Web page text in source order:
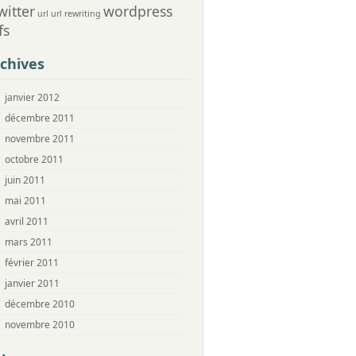
url url rewriting wordpress
janvier 2012
décembre 2011
novembre 2011
octobre 2011
juin 2011
mai 2011
avril 2011
mars 2011
février 2011
janvier 2011
décembre 2010
novembre 2010